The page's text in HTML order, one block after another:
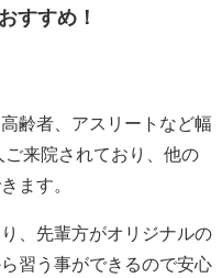
すすめ！
齢者、アスリートなど幅
来院されており、他の
ます。
、先輩方がオリジナルの
習う事ができるので安心